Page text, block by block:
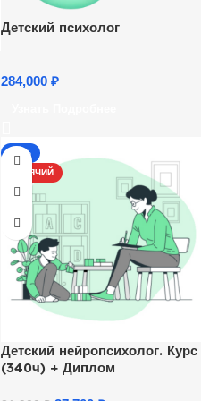
Детский психолог
284,000 ₽
-13%
ГОРЯЧИЙ
Детский нейропсихолог. Курс
(340ч) + Диплом